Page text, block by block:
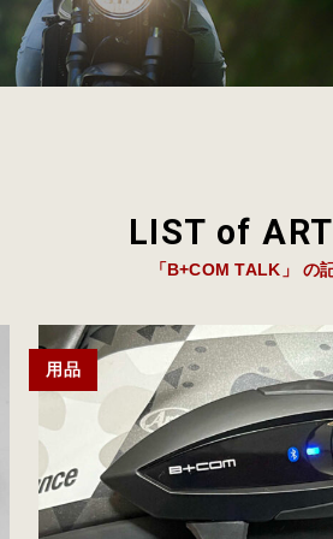
LIST of
「B+COM TALK」 の
用品